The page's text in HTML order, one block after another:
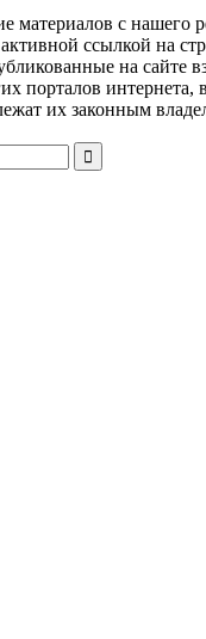
материалов с нашего
ссылкой на
на сайте
порталов интернета,
их законным